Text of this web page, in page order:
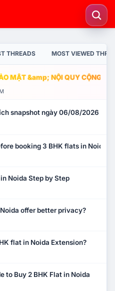
THREADS MOST VIEWED
MẬT &amp; NỘI QUY CỘNG
snapshot ngày 06/08/2026
booking 3 BHK flats in Noida?
Noida Step by Step
offer better privacy?
flat in Noida Extension?
to Buy 2 BHK Flat in Noida